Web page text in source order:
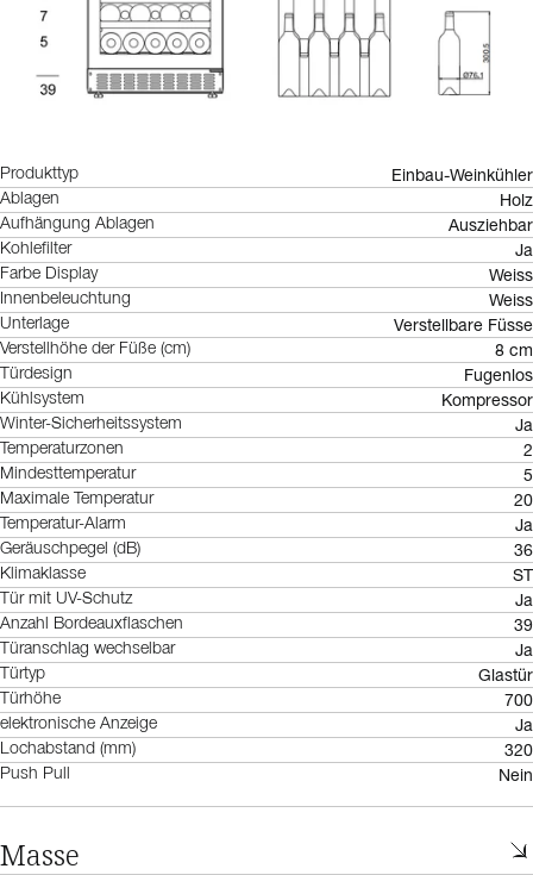
Produkttyp Einbau-Weinkühler
Ablagen Holz
Aufhängung Ablagen Ausziehbar
Kohlefilter Ja
Farbe Display Weiss
Innenbeleuchtung Weiss
Unterlage Verstellbare Füsse
Verstellhöhe der Füße (cm) 8 cm
Türdesign Fugenlos
Kühlsystem Kompressor
Winter-Sicherheitssystem Ja
Temperaturzonen 2
Mindesttemperatur 5
Maximale Temperatur 20
Temperatur-Alarm Ja
Geräuschpegel (dB) 36
Klimaklasse ST
Tür mit UV-Schutz Ja
Anzahl Bordeauxflaschen 39
Türanschlag wechselbar Ja
Türtyp Glastür
Türhöhe 700
elektronische Anzeige Ja
Lochabstand (mm) 320
Push Pull Nein
Masse